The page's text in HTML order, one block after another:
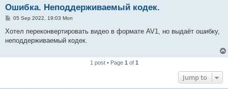
Ошибка. Неподдерживаемый кодек.
P
s
05 Sep 2022, 19:03 Mon
Хотел переконвертировать видео в формате AV1, но выдаёт ошибку,
неподдерживаемый кодек.
1 post • Page 1 of 1
Jump to